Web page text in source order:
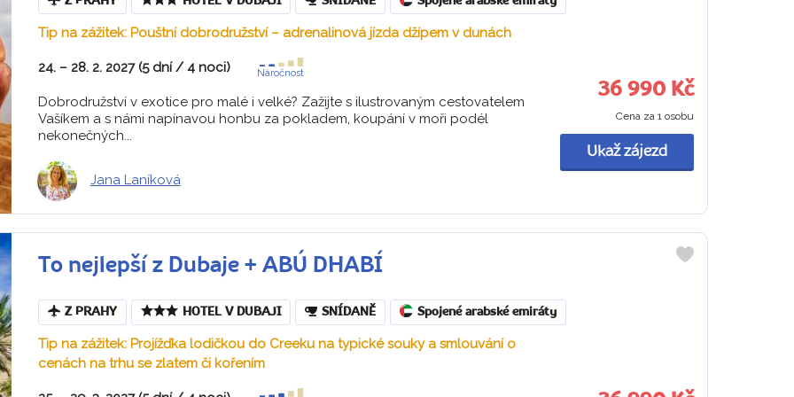
Tip na zážitek: Pouštní dobrodružství – adrenalinová jízda džípem v dunách
24. – 28. 2. 2027 (5 dní / 4 noci) Náročnost
Dobrodružství v exotice pro malé i velké? Zažijte s ilustrovaným cestovatelem
Vašíkem a s námi napínavou honbu za pokladem, koupání v moři podél
nekonečných...
Jana Laníková
36 990 Kč
Cena za 1 osobu
Ukaž zájezd
To nejlepší z Dubaje + ABÚ DHABÍ
Z PRAHY HOTEL V DUBAJI SNÍDANĚ Spojené arabské emiráty
Tip na zážitek: Projížďka lodičkou do Creeku na typické souky a smlouvání o
cenách na trhu se zlatem či kořením